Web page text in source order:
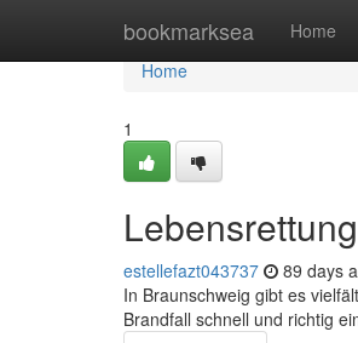
bookmarksea Home
Home
Home
1
estellefazt043737 89 days
In Braunschweig gibt es
Brandfall schnell und richtig